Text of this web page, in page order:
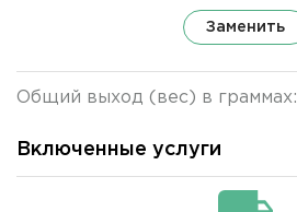
Заменить
Общий выход (вес) в граммах:
Включенные услуги